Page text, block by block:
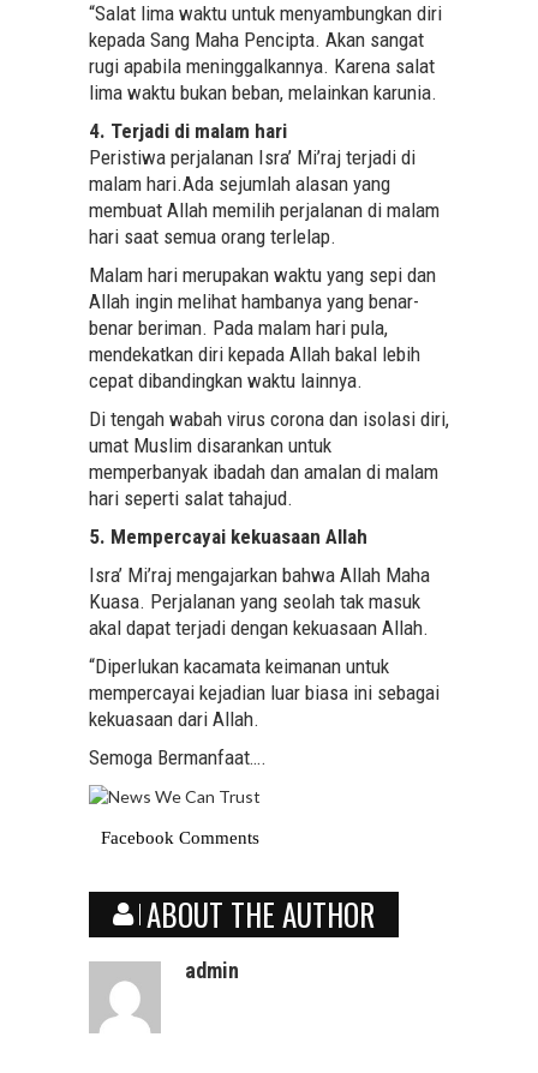
“Salat lima waktu untuk menyambungkan diri
kepada Sang Maha Pencipta. Akan sangat
rugi apabila meninggalkannya. Karena salat
lima waktu bukan beban, melainkan karunia.
4. Terjadi di malam hari
Peristiwa perjalanan Isra’ Mi’raj terjadi di
malam hari.Ada sejumlah alasan yang
membuat Allah memilih perjalanan di malam
hari saat semua orang terlelap.
Malam hari merupakan waktu yang sepi dan
Allah ingin melihat hambanya yang benar-
benar beriman. Pada malam hari pula,
mendekatkan diri kepada Allah bakal lebih
cepat dibandingkan waktu lainnya.
Di tengah wabah virus corona dan isolasi diri,
umat Muslim disarankan untuk
memperbanyak ibadah dan amalan di malam
hari seperti salat tahajud.
5. Mempercayai kekuasaan Allah
Isra’ Mi’raj mengajarkan bahwa Allah Maha
Kuasa. Perjalanan yang seolah tak masuk
akal dapat terjadi dengan kekuasaan Allah.
“Diperlukan kacamata keimanan untuk
mempercayai kejadian luar biasa ini sebagai
kekuasaan dari Allah.
Semoga Bermanfaat….
Facebook Comments
ABOUT THE AUTHOR
admin